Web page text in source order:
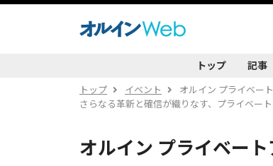
トップ 記事
トップ イベント
オルイン プライベー
さらなる革新と確信が織りなす、プライベー
オルイン プライベー